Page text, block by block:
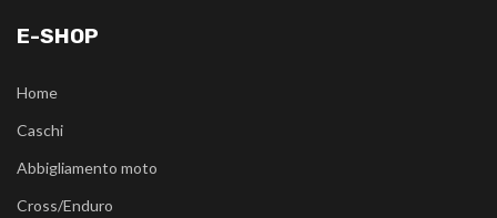
E-SHOP
Home
Caschi
Abbigliamento moto
Cross/Enduro